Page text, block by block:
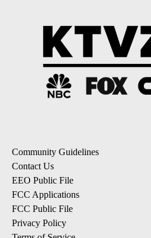
Community Guidelines
Contact Us
EEO Public File
FCC Applications
FCC Public File
Privacy Policy